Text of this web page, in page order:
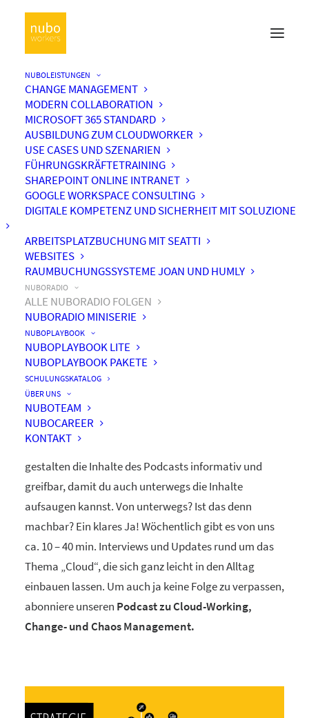
NUBOLEISTUNGEN
CHANGE MANAGEMENT
MODERN COLLABORATION
MICROSOFT 365 STANDARD
AUSBILDUNG ZUM CLOUDWORKER
USE CASES UND SZENARIEN
FÜHRUNGSKRÄFTETRAINING
SHAREPOINT ONLINE INTRANET
GOOGLE WORKSPACE CONSULTING
DIGITALE KOMPETENZ UND SICHERHEIT MIT SOLUZIONE
ARBEITSPLATZBUCHUNG MIT SEATTI
WEBSITES
RAUMBUCHUNGSSYSTEME JOAN UND HUMLY
NUBORADIO
ALLE NUBORADIO FOLGEN
NUBORADIO MINISERIE
NUBOPLAYBOOK
NUBOPLAYBOOK LITE
NUBOPLAYBOOK PAKETE
SCHULUNGSKATALOG
ÜBER UNS
NUBOTEAM
NUBOCAREER
KONTAKT
by nuboworkers GmbH
Herzlich Willkommen! Du hast nuboRadio – unseren
ganz eigenenPodcast zur Digitalisierung
Unsere beiden Moderatoren Dominique und Markus
gestalten die Inhalte des Podcasts informativ und
greifbar, damit du auch unterwegs die Inhalte
aufsaugen kannst. Von unterwegs? Ist das denn
machbar? Ein klares Ja! Wöchentlich gibt es von uns
ca. 10 – 40 min. Interviews und Updates rund um das
Thema „Cloud“, die sich ganz leicht in den Alltag
einbauen lassen. Um auch ja keine Folge zu verpassen,
abonniere unseren Podcast zu Cloud-Working,
Change- und Chaos Management.